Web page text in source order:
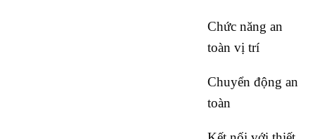
Chức năng an
toàn vị trí
Chuyển động an
toàn